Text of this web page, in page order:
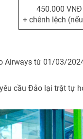
450.000 VNĐ
+ chênh lệch
Airways từ 01/03/
cầu Đảo lại trật tự